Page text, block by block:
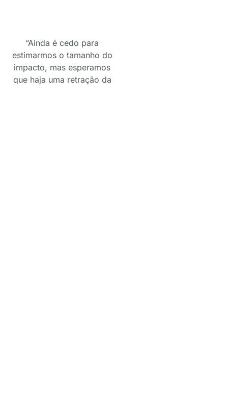
“Ainda é cedo para
estimarmos o tamanho do
impacto, mas esperamos
que haja uma retração da